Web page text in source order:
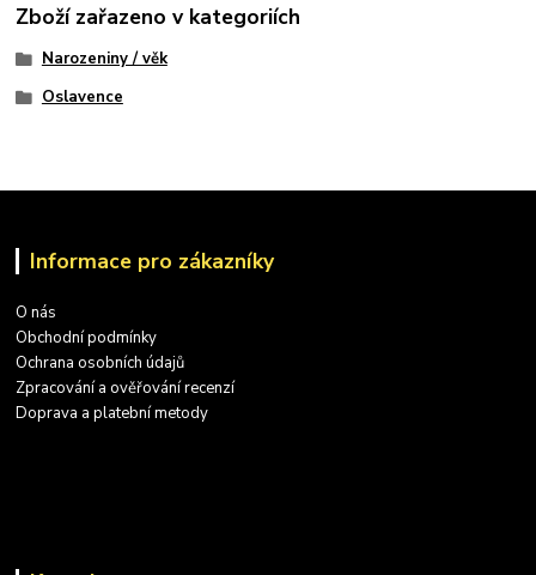
Zboží zařazeno v kategoriích
Narozeniny / věk
Oslavence
Informace pro zákazníky
O nás
Obchodní podmínky
Ochrana osobních údajů
Zpracování a ověřování recenzí
Doprava a platební metody